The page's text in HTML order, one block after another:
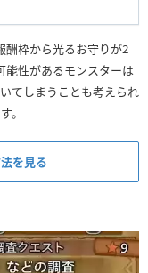
酬枠から光るお守りが2
能性があるモンスターは
てしまうことも考えられ
。
を見る